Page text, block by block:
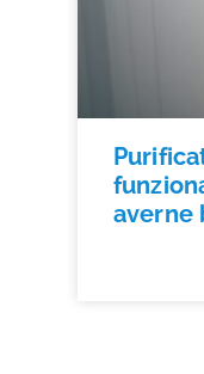
averne